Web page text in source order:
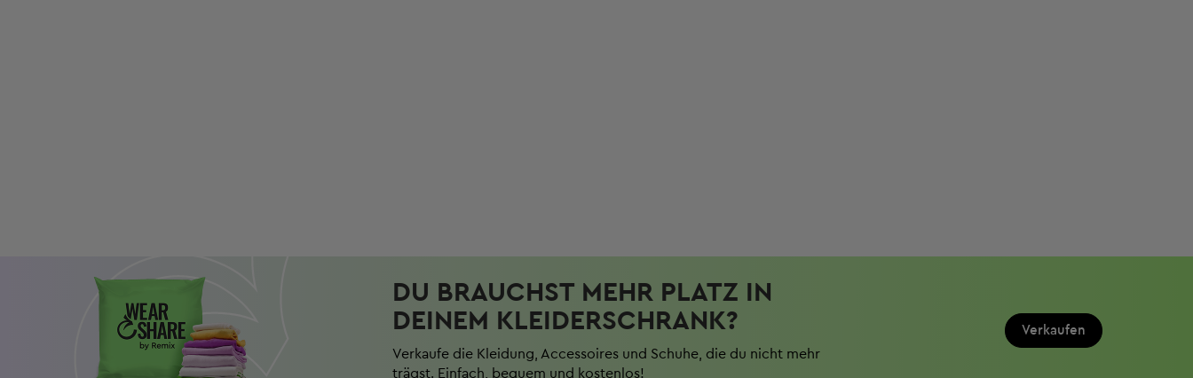
DU BRAUCHST MEHR PLATZ IN
DEINEM KLEIDERSCHRANK?
Verkaufe die Kleidung, Accessoires und Schuhe, die du nicht mehr
trägst. Einfach, bequem und kostenlos!
Verkaufen